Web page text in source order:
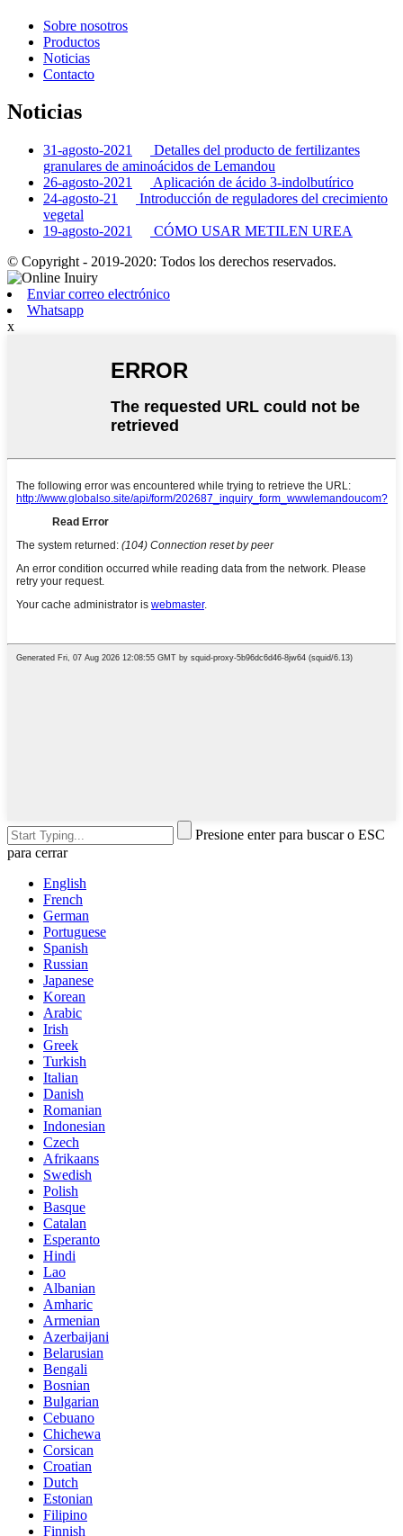
Sobre nosotros
Productos
Noticias
Contacto
Noticias
31-agosto-2021
Detalles del producto de fertilizantes
granulares de aminoácidos de Lemandou
26-agosto-2021
Aplicación de ácido 3-indolbutírico
24-agosto-21
Introducción de reguladores del crecimiento
vegetal
19-agosto-2021
CÓMO USAR METILEN UREA
© Copyright - 2019-2020: Todos los derechos reservados.
Enviar correo electrónico
Whatsapp
x
Presione enter para buscar o ESC
para cerrar
English
French
German
Portuguese
Spanish
Russian
Japanese
Korean
Arabic
Irish
Greek
Turkish
Italian
Danish
Romanian
Indonesian
Czech
Afrikaans
Swedish
Polish
Basque
Catalan
Esperanto
Hindi
Lao
Albanian
Amharic
Armenian
Azerbaijani
Belarusian
Bengali
Bosnian
Bulgarian
Cebuano
Chichewa
Corsican
Croatian
Dutch
Estonian
Filipino
Finnish